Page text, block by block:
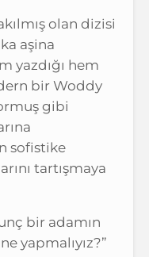
olan dizisi
aşina
yazdığı hem
bir Woddy
gibi
sofistike
tartışmaya
bir adamın
yapmalıyız?”